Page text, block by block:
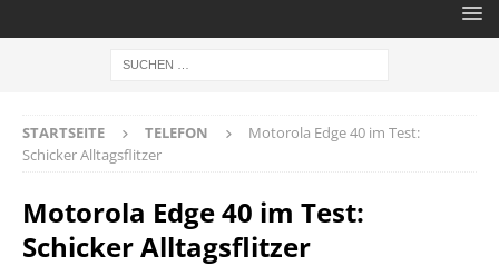
STARTSEITE TELEFON
Motorola Edge 40 im Test:
Schicker Alltagsflitzer
Motorola Edge 40 im Test:
Schicker Alltagsflitzer